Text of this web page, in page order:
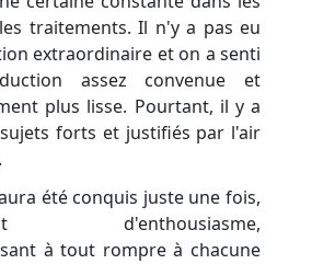
traitements. Il n'y a pas eu
extraordinaire et on a senti
assez convenue et
plus lisse. Pourtant, il y a
forts et justifiés par l'air
été conquis juste une fois,
d'enthousiasme,
à tout rompre à chacune